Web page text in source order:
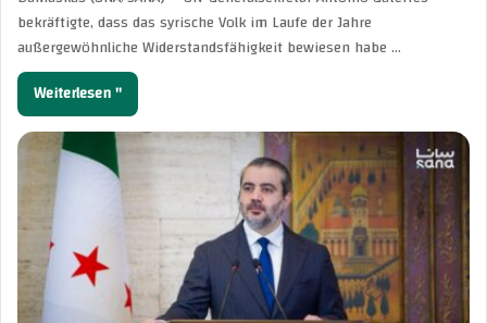
bekräftigte, dass das syrische Volk im Laufe der Jahre
außergewöhnliche Widerstandsfähigkeit bewiesen habe …
Weiterlesen "